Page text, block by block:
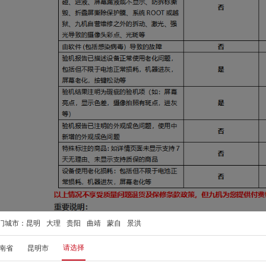
城市： 昆明 大理 贵阳 曲靖 蒙自 景洪
省 昆明市 请选择